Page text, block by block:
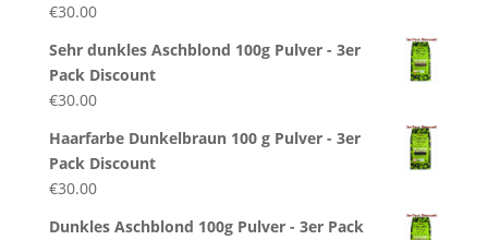
€30.00
Sehr dunkles Aschblond 100g Pulver - 3er
Pack Discount
€30.00
Haarfarbe Dunkelbraun 100 g Pulver - 3er
Pack Discount
€30.00
Dunkles Aschblond 100g Pulver - 3er Pack